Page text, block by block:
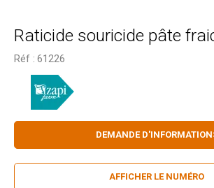
Raticide souricide pâte
Réf : 61226
DEMANDE
AFFICHER LE NUMÉRO